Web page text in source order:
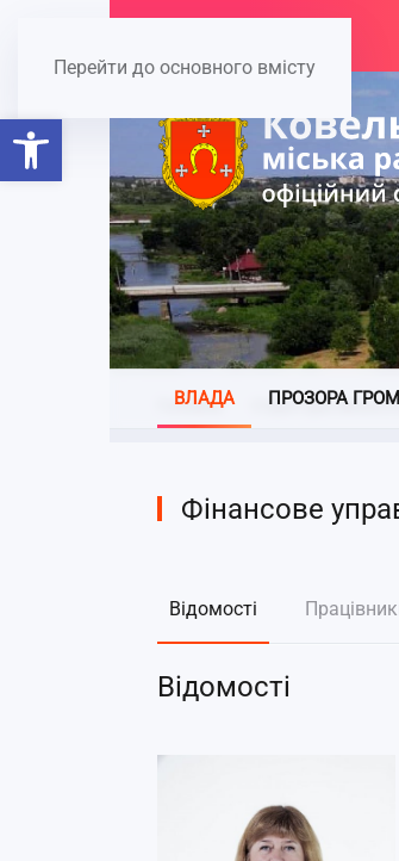
Відкрити Панель інструментів
Перейти до основного вмісту
ВЛАДА ПРОЗОРА
Головна Структура міської
Фінансове
Відомості
Відомості